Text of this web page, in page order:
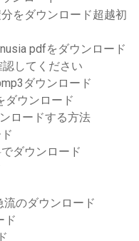
をダウンロード超越初
pdfをダウンロード
してください
ダウンロード
ダウンロード
ロードする方法
ダウンロード
流のダウンロード
ド